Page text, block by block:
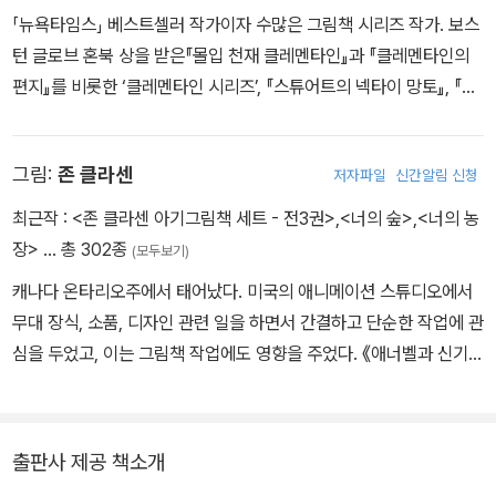
「뉴욕타임스」 베스트셀러 작가이자 수많은 그림책 시리즈 작가. 보스
턴 글로브 혼북 상을 받은『몰입 천재 클레멘타인』과 『클레멘타인의
편지』를 비롯한 ‘클레멘타인 시리즈’, 『스튜어트의 넥타이 망토』, 『스
르』로 골든 카이트 상을 받았다. 현재는 매사추세츠 케이프코드와 플
로리다를 오가며 지내고 있다. www.sarapennypacker.com
그림: 존 클라센 저자파일 신간알림 신청
최근작 : <존 클라센 아기그림책 세트 - 전3권>,<너의 숲>,<너의 농
장> … 총 302종 (모두보기)
캐나다 온타리오주에서 태어났다. 미국의 애니메이션 스튜디오에서
무대 장식, 소품, 디자인 관련 일을 하면서 간결하고 단순한 작업에 관
심을 두었고, 이는 그림책 작업에도 영향을 주었다. 《애너벨과 신기한
께 만들었다. 두 작가의 협업 그림책은 칼데콧상, 케이트 그린어웨이
출판사 제공 책소개